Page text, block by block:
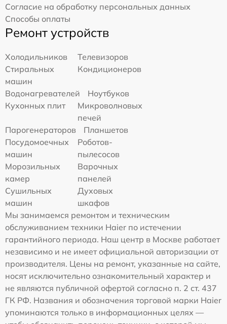
Согласие на обработку персональных данных
Способы оплаты
Ремонт устройств
Холодильников
Телевизоров
Стиральных
машин
Кондиционеров
Водонагревателей
Ноутбуков
Кухонных плит
Микроволновых
печей
Парогенераторов
Планшетов
Посудомоечных
машин
Роботов-
пылесосов
Морозильных
камер
Варочных
панелей
Сушильных
машин
Духовых
шкафов
Мы занимаемся ремонтом и техническим
обслуживанием техники Haier по истечении
гарантийного периода. Наш центр в Москве работает
независимо и не имеет официальной авторизации от
производителя. Цены на ремонт, указанные на сайте,
носят исключительно ознакомительный характер и
не являются публичной офертой согласно п. 2 ст. 437
ГК РФ. Названия и обозначения торговой марки Haier
упоминаются только в информационных целях —